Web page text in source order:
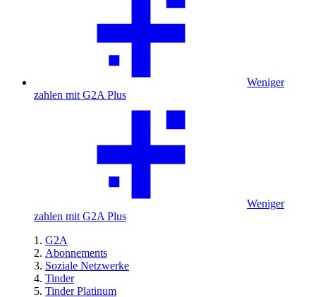
Weniger
zahlen mit G2A Plus
Weniger
zahlen mit G2A Plus
G2A
Abonnements
Soziale Netzwerke
Tinder
Tinder Platinum